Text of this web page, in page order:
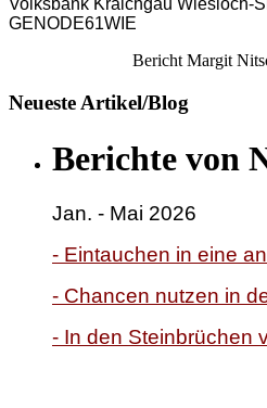
Volksbank Kraichgau Wiesloch-
GENODE61WIE
Bericht Margit
Neueste Artikel/Blog
Berichte von
Jan. - Mai 2026
- Eintauchen in eine
- Chancen nutzen in
- In den Steinbrüchen